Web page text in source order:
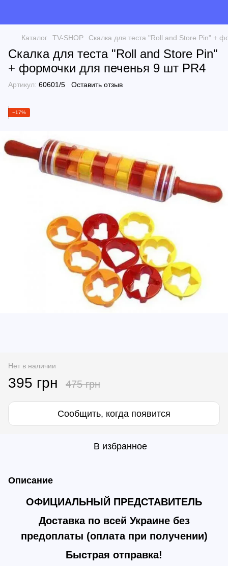
Каталог TV-SHOP Скалка для теста "Roll and Store Pin" +
Скалка для теста "Roll and Store Pin"
+ формочки для печенья 9 шт PR4
Артикул: 60601/5 Оставить отзыв
−17%
Нет в наличии
395 грн 475 грн
Сообщить, когда появится
В избранное
Описание
ОФИЦИАЛЬНЫЙ ПРЕДСТАВИТЕЛЬ
Доставка по всей Украине без
предоплаты (оплата при получении)
Быстрая отправка!